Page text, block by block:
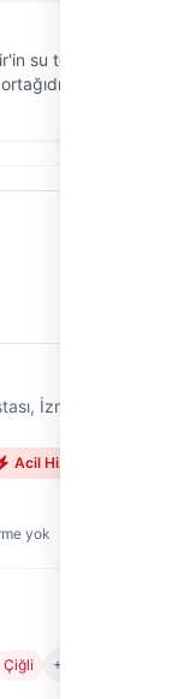
su tesisat
İzmir
Acil Hizmet
yok
Çiğli +7